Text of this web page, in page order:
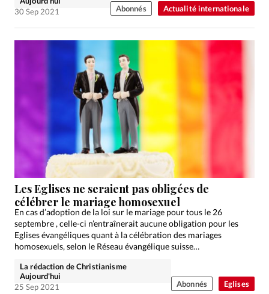
Actualité internationale
30 Sep 2021
Abonnés
Eglises
Les Eglises ne seraient pas obligées de
célébrer le mariage homosexuel
En cas d’adoption de la loi sur le mariage pour tous le 26
septembre , celle-ci n’entraînerait aucune obligation pour les
Eglises évangéliques quant à la célébration des mariages
homosexuels, selon le Réseau évangélique suisse…
La rédaction de Christianisme
Aujourd'hui
25 Sep 2021
Abonnés